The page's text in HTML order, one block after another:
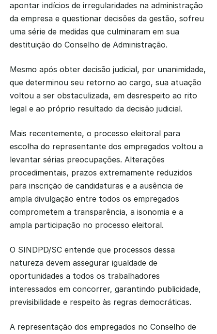
apontar indícios de irregularidades na administração
da empresa e questionar decisões da gestão, sofreu
uma série de medidas que culminaram em sua
destituição do Conselho de Administração.
Mesmo após obter decisão judicial, por unanimidade,
que determinou seu retorno ao cargo, sua atuação
voltou a ser obstaculizada, em desrespeito ao rito
legal e ao próprio resultado da decisão judicial.
Mais recentemente, o processo eleitoral para
escolha do representante dos empregados voltou a
levantar sérias preocupações. Alterações
procedimentais, prazos extremamente reduzidos
para inscrição de candidaturas e a ausência de
ampla divulgação entre todos os empregados
comprometem a transparência, a isonomia e a
ampla participação no processo eleitoral.
O SINDPD/SC entende que processos dessa
natureza devem assegurar igualdade de
oportunidades a todos os trabalhadores
interessados em concorrer, garantindo publicidade,
previsibilidade e respeito às regras democráticas.
A representação dos empregados no Conselho de